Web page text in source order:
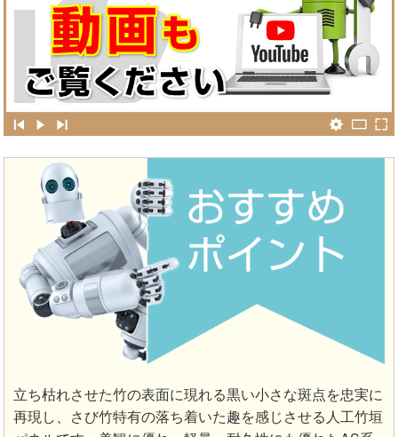
立ち枯れさせた竹の表面に現れる黒い小さな斑点を忠実に
再現し、さび竹特有の落ち着いた趣を感じさせる人工竹垣